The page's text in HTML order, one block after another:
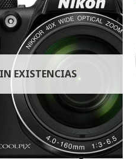
EXISTENCIAS